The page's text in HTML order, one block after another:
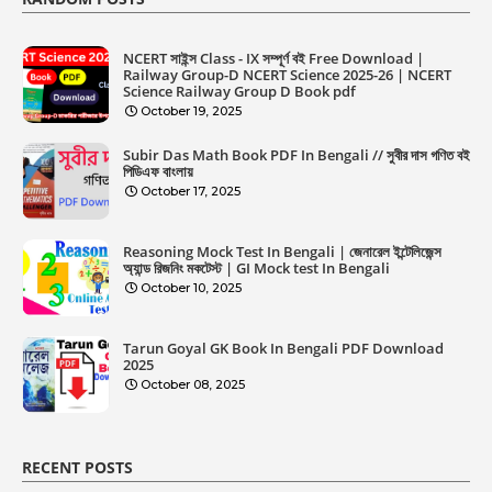
NCERT সাইন্স Class - IX সম্পূর্ণ বই Free Download |
Railway Group-D NCERT Science 2025-26 | NCERT
Science Railway Group D Book pdf
October 19, 2025
Subir Das Math Book PDF In Bengali // সুবীর দাস গণিত বই
পিডিএফ বাংলায়
October 17, 2025
Reasoning Mock Test In Bengali | জেনারেল ইন্টেলিজেন্স
অ্যান্ড রিজনিং মকটেস্ট | GI Mock test In Bengali
October 10, 2025
Tarun Goyal GK Book In Bengali PDF Download
2025
October 08, 2025
RECENT POSTS